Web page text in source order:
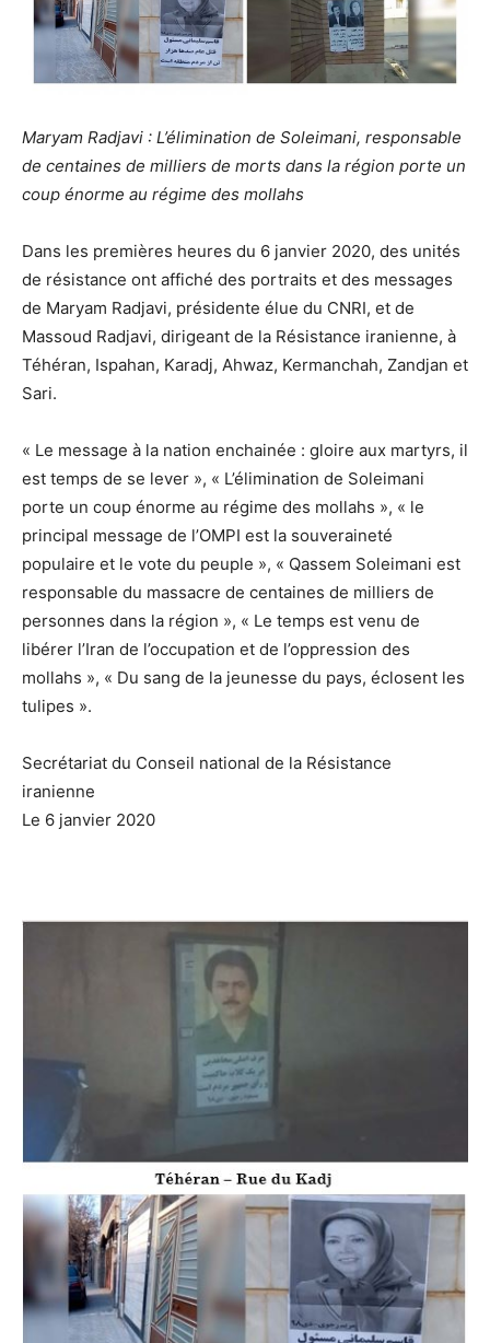
Maryam Radjavi : L’élimination de Soleimani, responsable
de centaines de milliers de morts dans la région porte un
coup énorme au régime des mollahs
Dans les premières heures du 6 janvier 2020, des unités
de résistance ont affiché des portraits et des messages
de Maryam Radjavi, présidente élue du CNRI, et de
Massoud Radjavi, dirigeant de la Résistance iranienne, à
Téhéran, Ispahan, Karadj, Ahwaz, Kermanchah, Zandjan et
Sari.
« Le message à la nation enchainée : gloire aux martyrs, il
est temps de se lever », « L’élimination de Soleimani
porte un coup énorme au régime des mollahs », « le
principal message de l’OMPI est la souveraineté
populaire et le vote du peuple », « Qassem Soleimani est
responsable du massacre de centaines de milliers de
personnes dans la région », « Le temps est venu de
libérer l’Iran de l’occupation et de l’oppression des
mollahs », « Du sang de la jeunesse du pays, éclosent les
tulipes ».
Secrétariat du Conseil national de la Résistance
iranienne
Le 6 janvier 2020